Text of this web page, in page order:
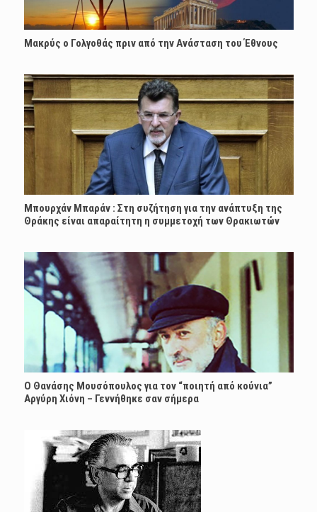
Μακρύς ο Γολγοθάς πριν από την Ανάσταση του Έθνους
Μπουρχάν Μπαράν : Στη συζήτηση για την ανάπτυξη της
Θράκης είναι απαραίτητη η συμμετοχή των Θρακιωτών
Ο Θανάσης Μουσόπουλος για τον “ποιητή από κούνια”
Αργύρη Χιόνη – Γεννήθηκε σαν σήμερα